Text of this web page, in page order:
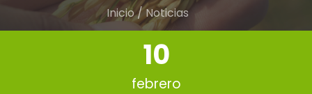
Inicio / Noticias
10
febrero